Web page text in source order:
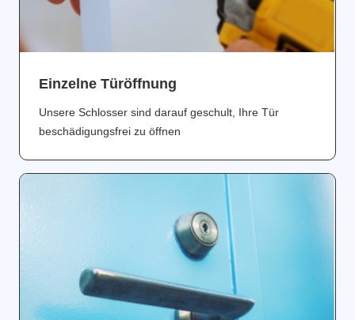
Einzelne Türöffnung
Unsere Schlosser sind darauf geschult, Ihre Tür
beschädigungsfrei zu öffnen